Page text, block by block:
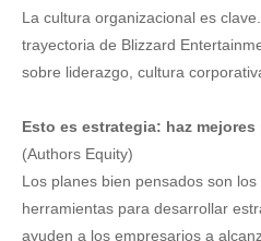
La cultura organizacional es
trayectoria de Blizzard
sobre liderazgo, cultura
Esto es estrategia: haz mejores
(Authors Equity)
Los planes bien pensados son
herramientas para desarrollar
ayuden a los empresarios a